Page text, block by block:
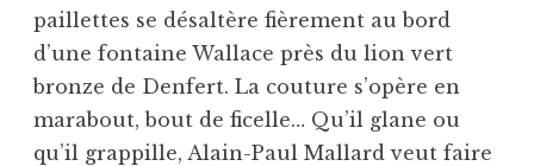
paillettes se désaltère fièrement au bord
d’une fontaine Wallace près du lion vert
bronze de Denfert. La couture s’opère en
marabout, bout de ficelle… Qu’il glane ou
qu’il grappille, Alain-Paul Mallard veut faire